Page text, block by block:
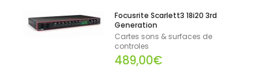
Focusrite Scarlett3 18i20 3rd
Generation
Cartes sons & surfaces de
controles
489,00€